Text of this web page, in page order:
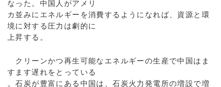
なった。中国人がアメリ
カ並みにエネルギーを消費するようになれば、資源と環
境に対する圧力は劇的に
上昇する。
クリーンかつ再生可能なエネルギーの生産で中国はま
すます遅れをとっている
。石炭が豊富にある中国は、石炭火力発電所の増設で増